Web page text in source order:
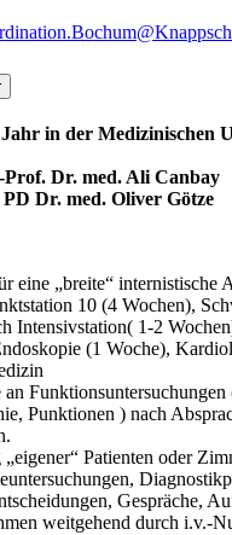
in der Medizinischen
Dr. med. Ali Canbay
Dr. med. Oliver Götze
eine „breite“ internistische
10 (4 Wochen),
Intensivstation( 1-2
(1 Woche),
an
Punktionen ) nach
Patienten oder
Gespräche,
weitgehend durch i.v.-